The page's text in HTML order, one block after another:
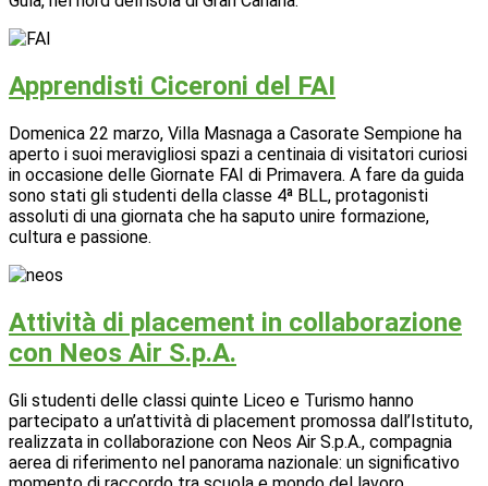
Apprendisti Ciceroni del FAI
Domenica 22 marzo, Villa Masnaga a Casorate Sempione ha
aperto i suoi meravigliosi spazi a centinaia di visitatori curiosi
in occasione delle Giornate FAI di Primavera. A fare da guida
sono stati gli studenti della classe 4ª BLL, protagonisti
assoluti di una giornata che ha saputo unire formazione,
cultura e passione.
Attività di placement in collaborazione
con Neos Air S.p.A.
Gli studenti delle classi quinte Liceo e Turismo hanno
partecipato a un’attività di placement promossa dall’Istituto,
realizzata in collaborazione con Neos Air S.p.A., compagnia
aerea di riferimento nel panorama nazionale: un significativo